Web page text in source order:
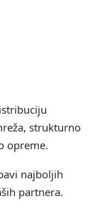
strukturno
opreme.
najboljih
partnera.